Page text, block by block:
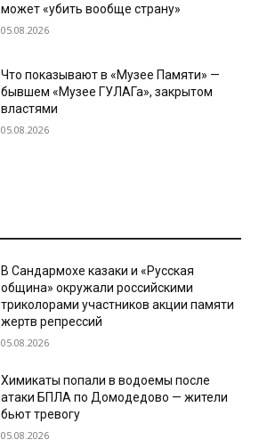
может «убить вообще страну»
05.08.2026
Что показывают в «Музее Памяти» —
бывшем «Музее ГУЛАГа», закрытом
властями
05.08.2026
В Сандармохе казаки и «Русская
община» окружали российскими
триколорами участников акции памяти
жертв репрессий
05.08.2026
Химикаты попали в водоемы после
атаки БПЛА по Домодедово — жители
бьют тревогу
05.08.2026